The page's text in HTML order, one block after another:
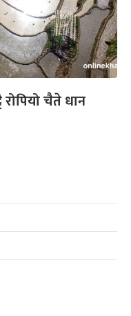
चैते धान